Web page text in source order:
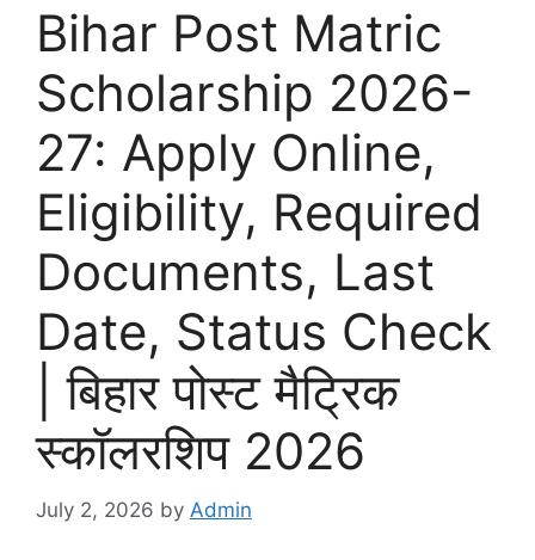
Bihar Post Matric
Scholarship 2026-
27: Apply Online,
Eligibility, Required
Documents, Last
Date, Status Check
| बिहार पोस्ट मैट्रिक
स्कॉलरशिप 2026
July 2, 2026 by Admin